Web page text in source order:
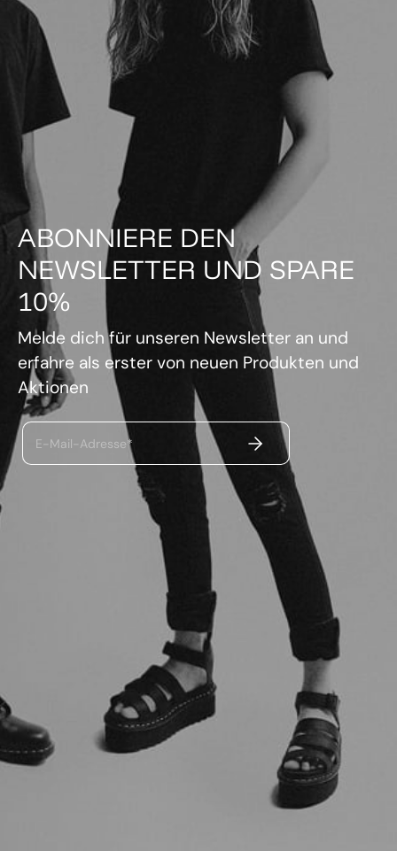
ABONNIERE DEN
NEWSLETTER UND SPARE
10%
Melde dich für unseren Newsletter an und
erfahre als erster von neuen Produkten und
Aktionen
E-Mail-Adresse* ABSENDEN